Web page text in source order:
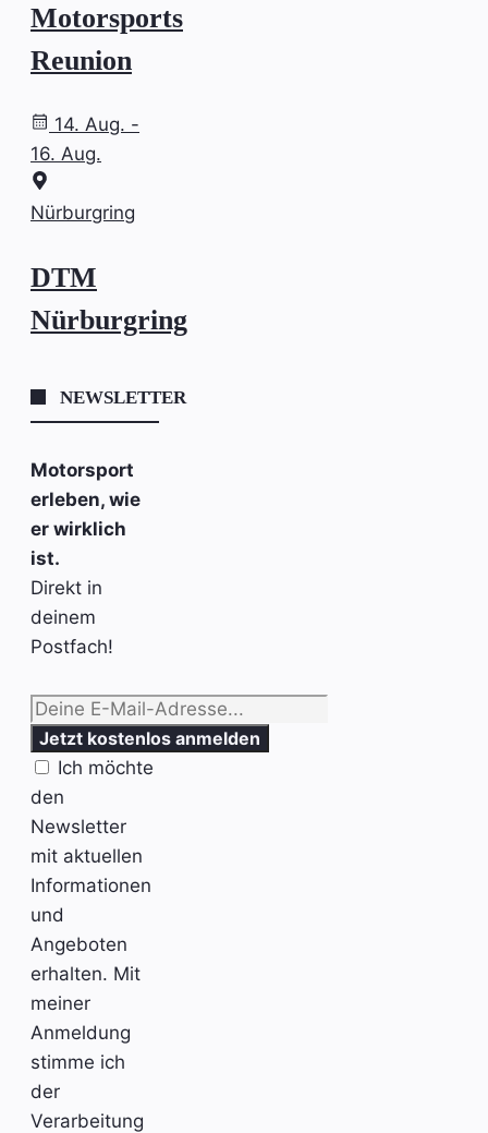
Motorsports
Reunion
14. Aug. -
16. Aug.
Nürburgring
DTM
Nürburgring
NEWSLETTER
Motorsport
erleben, wie
er wirklich
ist.
Direkt in
deinem
Postfach!
Ich möchte
den
Newsletter
mit aktuellen
Informationen
und
Angeboten
erhalten. Mit
meiner
Anmeldung
stimme ich
der
Verarbeitung